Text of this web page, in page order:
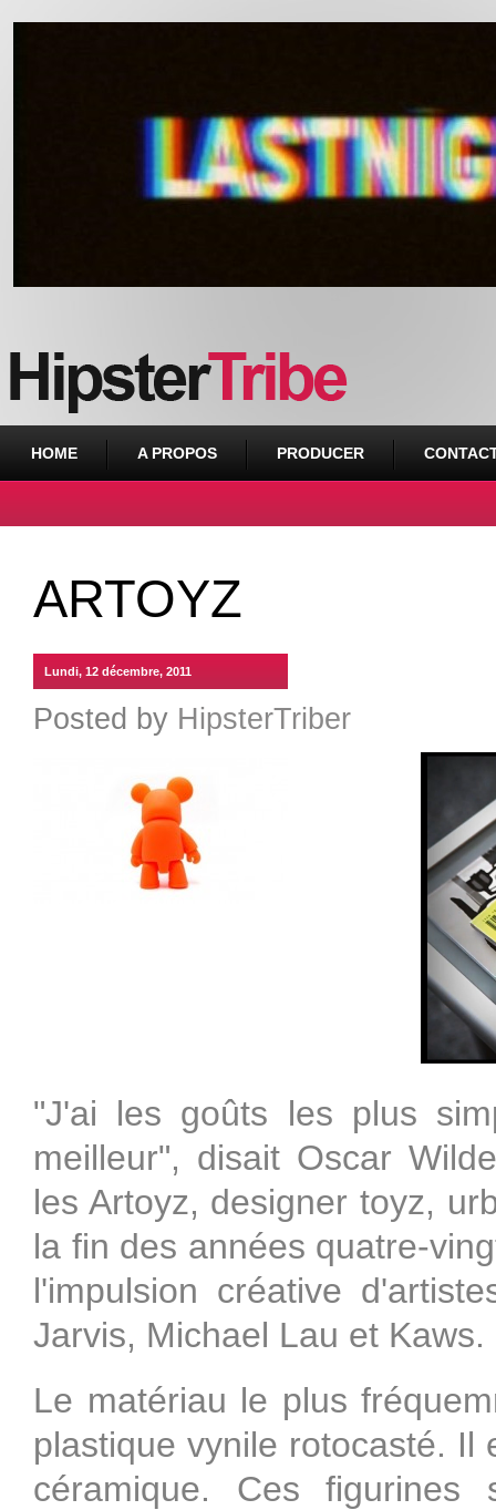
HOME A PROPOS PRODUCER
ARTOYZ
Lundi, 12 décembre, 2011
Posted by HipsterTriber
"J'ai les goûts les plus
meilleur", disait Oscar
les Artoyz, designer toyz,
la fin des années quatre-
l'impulsion créative
Jarvis, Michael Lau et Kaws.
Le matériau le plus
plastique vynile rotocasté. Il
céramique. Ces